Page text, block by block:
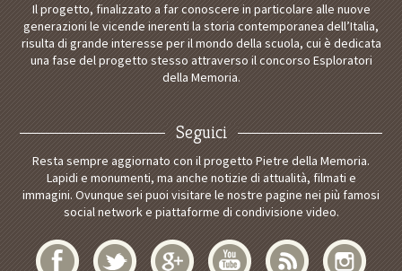
Il progetto, finalizzato a far conoscere in particolare alle nuove
generazioni le vicende inerenti la storia contemporanea dell’Italia,
risulta di grande interesse per il mondo della scuola, cui è dedicata
una fase del progetto stesso attraverso il concorso Esploratori
della Memoria.
Seguici
Resta sempre aggiornato con il progetto Pietre della Memoria.
Lapidi e monumenti, ma anche notizie di attualità, filmati e
immagini. Ovunque sei puoi visitare le nostre pagine nei più famosi
social network e piattaforme di condivisione video.